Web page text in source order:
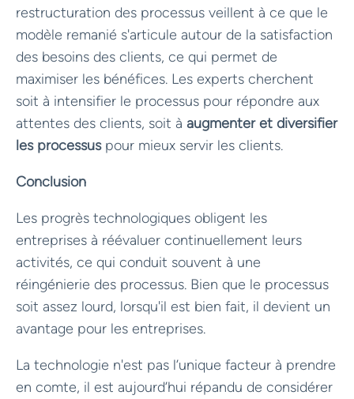
restructuration des processus veillent à ce que le
modèle remanié s'articule autour de la satisfaction
des besoins des clients, ce qui permet de
maximiser les bénéfices. Les experts cherchent
soit à intensifier le processus pour répondre aux
attentes des clients, soit à augmenter et diversifier
les processuspour mieux servir les clients.
Conclusion
Les progrès technologiques obligent les
entreprises à réévaluer continuellement leurs
activités, ce qui conduit souvent à une
réingénierie des processus. Bien que le processus
soit assez lourd, lorsqu'il est bien fait, il devient un
avantage pour les entreprises.
La technologie n'est pas l’unique facteur à prendre
en comte, il est aujourd’hui répandu de considérer